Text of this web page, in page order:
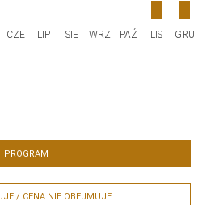
CZE LIP SIE WRZ PAŹ LIS GRU
PROGRAM
/ CENA NIE OBEJMUJE